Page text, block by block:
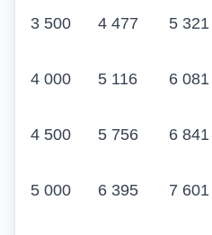
3 500 4 477 5 321
4 000 5 116 6 081
4 500 5 756 6 841
5 000 6 395 7 601